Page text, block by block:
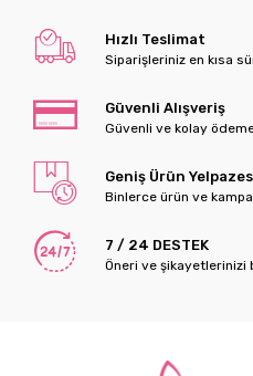
kağıt etiketler yerine,
bağlanan
isme özel
notunuzu bu kalıcı
Şeffaf ve Şık Sunum:
belli eder. Gold veya
tam bir hediye paketi
setlerimizi;
SadeceEşarp ve
Hızlı Teslimat
Siparişleriniz en kısa
Güvenli Alışveriş
Güvenli ve kolay
Geniş Ürün
Binlerce ürün ve
7 / 24 DESTEK
Öneri ve şikayetlerinizi